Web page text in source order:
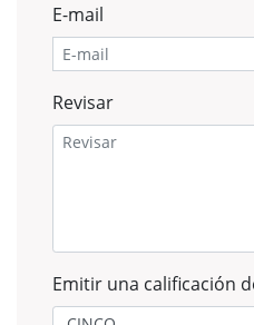
E-mail
Revisar
Emitir una calificación